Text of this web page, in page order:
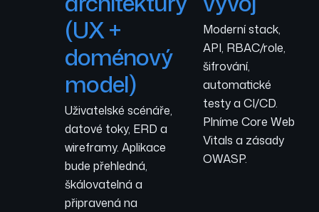
(UX +
doménový
model)
Uživatelské scénáře,
datové toky, ERD a
wireframy. Aplikace
bude přehledná,
škálovatelná a
připravená na
Moderní stack,
API, RBAC/role,
šifrování,
automatické
testy a CI/CD.
Plníme Core Web
Vitals a zásady
OWASP.